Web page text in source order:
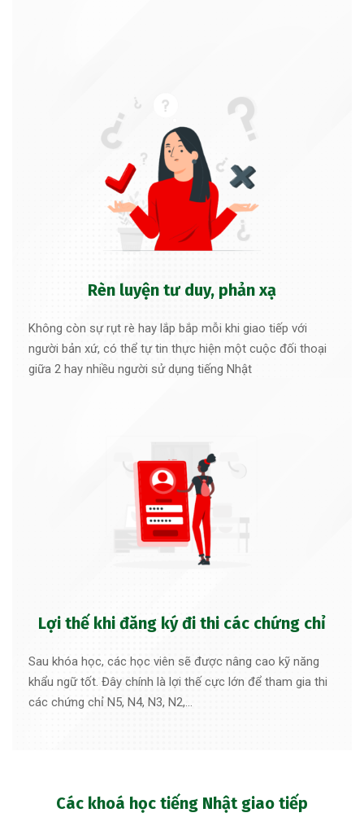
Rèn luyện tư duy, phản xạ
Không còn sự rụt rè hay lắp bắp mỗi khi giao tiếp với
người bản xứ, có thể tự tin thực hiện một cuộc đối thoại
giữa 2 hay nhiều người sử dụng tiếng Nhật
Lợi thế khi đăng ký đi thi các chứng chỉ
Sau khóa học, các học viên sẽ được nâng cao kỹ năng
khẩu ngữ tốt. Đây chính là lợi thế cực lớn để tham gia thi
các chứng chỉ N5, N4, N3, N2,…
Các khoá học tiếng Nhật giao tiếp